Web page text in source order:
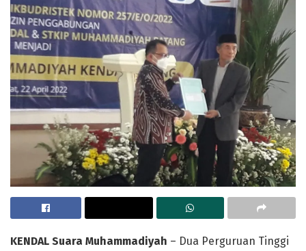
KENDAL Suara Muhammadiyah – Dua Perguruan Tinggi